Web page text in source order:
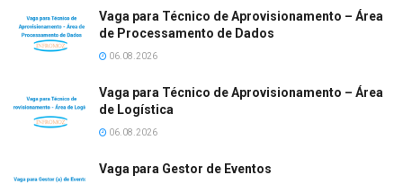
Vaga para Técnico de Aprovisionamento – Área
de Processamento de Dados
06.08.2026
Vaga para Técnico de Aprovisionamento – Área
de Logística
06.08.2026
Vaga para Gestor de Eventos